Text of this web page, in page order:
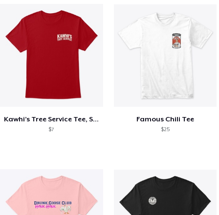
Kawhi’s Tree Service Tee, Shirts, Mug
$7
Famous Chili Tee
$25